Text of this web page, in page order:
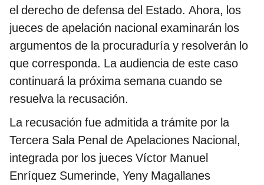
el derecho de defensa del Estado. Ahora, los
jueces de apelación nacional examinarán los
argumentos de la procuraduría y resolverán lo
que corresponda. La audiencia de este caso
continuará la próxima semana cuando se
resuelva la recusación.
La recusación fue admitida a trámite por la
Tercera Sala Penal de Apelaciones Nacional,
integrada por los jueces Víctor Manuel
Enríquez Sumerinde, Yeny Magallanes